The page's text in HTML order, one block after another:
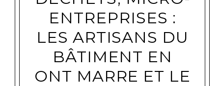
ENTREPRISES :
LES ARTISANS DU
BÂTIMENT EN
ONT MARRE ET LE